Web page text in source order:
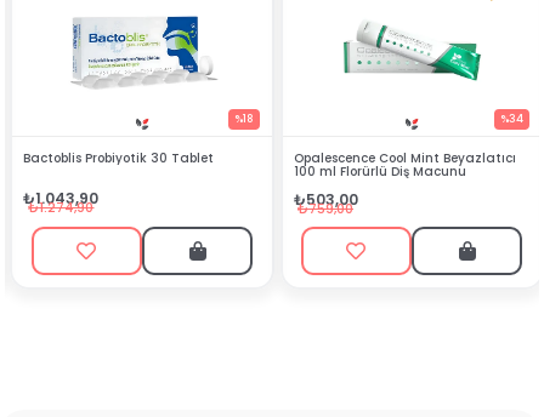
%18
Bactoblis Probiyotik 30 Tablet
₺1.043,90
₺1.274,90
%34
Opalescence Cool Mint Beyazlatıcı
100 ml Florürlü Diş Macunu
₺503,00
₺759,00